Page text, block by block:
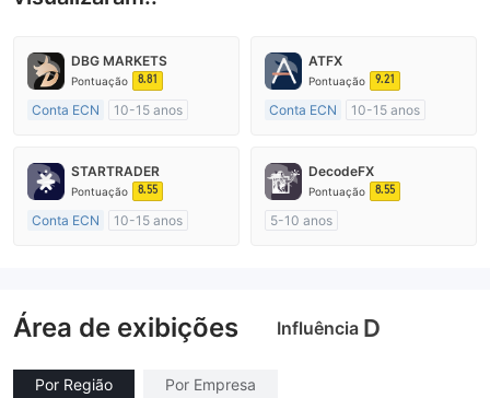
DBG MARKETS
Pontuação 8.81
Conta ECN
10-15 anos
Market Marketing (MM)
Etiqueta principal MT4
ATFX
Pontuação 9.21
Conta ECN
10-15 anos
Market Marketing (MM)
Etiqueta principal MT4
STARTRADER
Pontuação 8.55
Conta ECN
10-15 anos
DecodeFX
Pontuação 8.55
5-10 anos
Área de exibições Influência D
Por Região Por Empresa